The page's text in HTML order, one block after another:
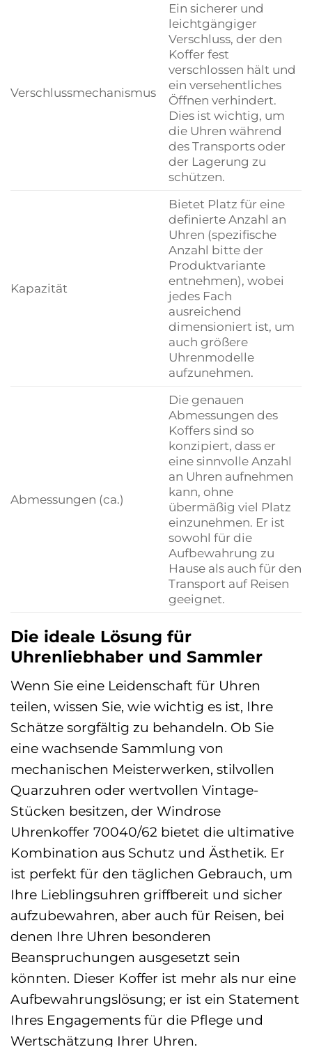
Verschlussmechanismus
Ein sicherer und
leichtgängiger
Verschluss, der den
Koffer fest
verschlossen hält und
ein versehentliches
Öffnen verhindert.
Dies ist wichtig, um
die Uhren während
des Transports oder
der Lagerung zu
schützen.
Kapazität
Bietet Platz für eine
definierte Anzahl an
Uhren (spezifische
Anzahl bitte der
Produktvariante
entnehmen), wobei
jedes Fach
ausreichend
dimensioniert ist, um
auch größere
Uhrenmodelle
aufzunehmen.
Abmessungen (ca.)
Die genauen
Abmessungen des
Koffers sind so
konzipiert, dass er
eine sinnvolle Anzahl
an Uhren aufnehmen
kann, ohne
übermäßig viel Platz
einzunehmen. Er ist
sowohl für die
Aufbewahrung zu
Hause als auch für den
Transport auf Reisen
geeignet.
Die ideale Lösung für
Uhrenliebhaber und Sammler
Wenn Sie eine Leidenschaft für Uhren
teilen, wissen Sie, wie wichtig es ist, Ihre
Schätze sorgfältig zu behandeln. Ob Sie
eine wachsende Sammlung von
mechanischen Meisterwerken, stilvollen
Quarzuhren oder wertvollen Vintage-
Stücken besitzen, der Windrose
Uhrenkoffer 70040/62 bietet die ultimative
Kombination aus Schutz und Ästhetik. Er
ist perfekt für den täglichen Gebrauch, um
Ihre Lieblingsuhren griffbereit und sicher
aufzubewahren, aber auch für Reisen, bei
denen Ihre Uhren besonderen
Beanspruchungen ausgesetzt sein
könnten. Dieser Koffer ist mehr als nur eine
Aufbewahrungslösung; er ist ein Statement
Ihres Engagements für die Pflege und
Wertschätzung Ihrer Uhren.